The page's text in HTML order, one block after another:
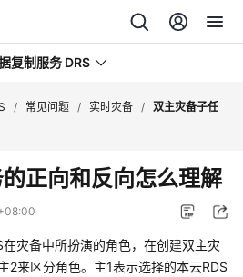
复制服务 DRS
/ 常见问题 / 实时灾备 / 双主灾备子任
正向和反向怎么理解
灾备中所扮演的角色，在创建双主灾
2来区分角色。主1表示选择的本云RDS